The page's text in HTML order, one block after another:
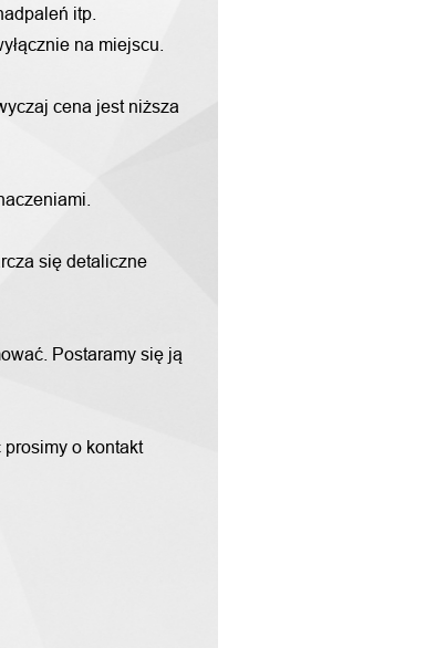
itp.
na miejscu.
cena jest niższa
się detaliczne
Postaramy się ją
o kontakt